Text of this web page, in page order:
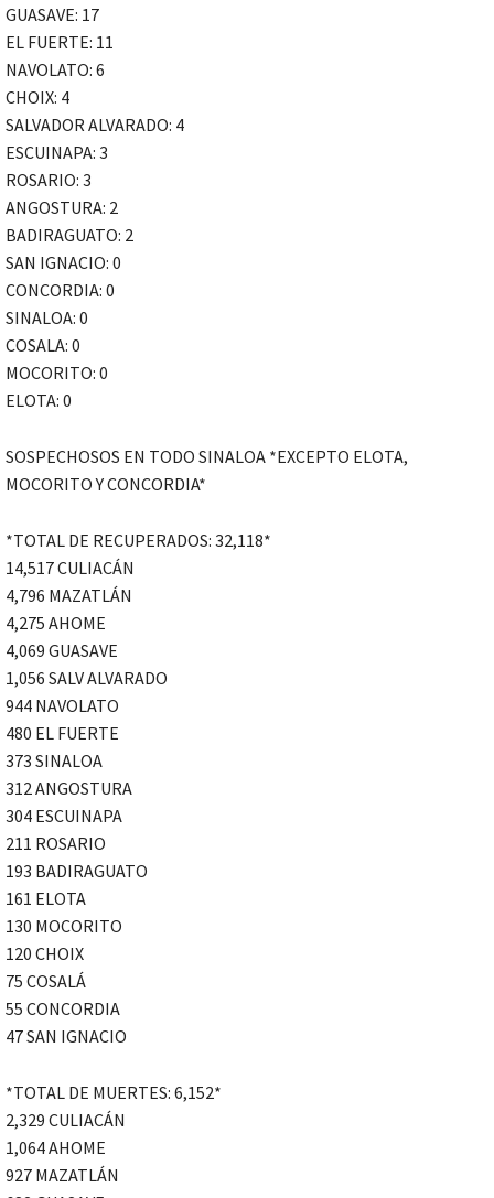
GUASAVE: 17
EL FUERTE: 11
NAVOLATO: 6
CHOIX: 4
SALVADOR ALVARADO: 4
ESCUINAPA: 3
ROSARIO: 3
ANGOSTURA: 2
BADIRAGUATO: 2
SAN IGNACIO: 0
CONCORDIA: 0
SINALOA: 0
COSALA: 0
MOCORITO: 0
ELOTA: 0
SOSPECHOSOS EN TODO SINALOA *EXCEPTO ELOTA,
MOCORITO Y CONCORDIA*
*TOTAL DE RECUPERADOS: 32,118*
14,517 CULIACÁN
4,796 MAZATLÁN
4,275 AHOME
4,069 GUASAVE
1,056 SALV ALVARADO
944 NAVOLATO
480 EL FUERTE
373 SINALOA
312 ANGOSTURA
304 ESCUINAPA
211 ROSARIO
193 BADIRAGUATO
161 ELOTA
130 MOCORITO
120 CHOIX
75 COSALÁ
55 CONCORDIA
47 SAN IGNACIO
*TOTAL DE MUERTES: 6,152*
2,329 CULIACÁN
1,064 AHOME
927 MAZATLÁN